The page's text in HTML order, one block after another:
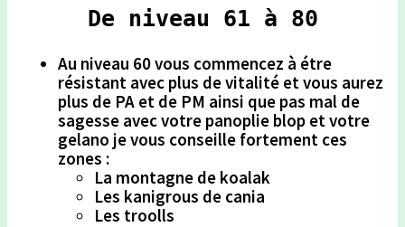
De niveau 61 à 80
Au niveau 60 vous commencez à étre
résistant avec plus de vitalité et vous aurez
plus de PA et de PM ainsi que pas mal de
sagesse avec votre panoplie blop et votre
gelano je vous conseille fortement ces
zones :
La montagne de koalak
Les kanigrous de cania
Les troolls